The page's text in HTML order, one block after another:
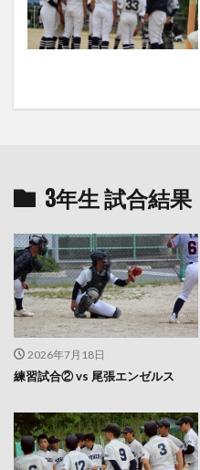
3年生 試合結果
2026年7月18日
練習試合② vs 尾張エンゼルス